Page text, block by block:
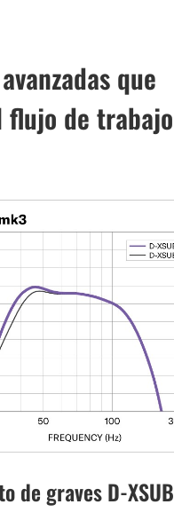
que
flujo de
de graves D-XSUB